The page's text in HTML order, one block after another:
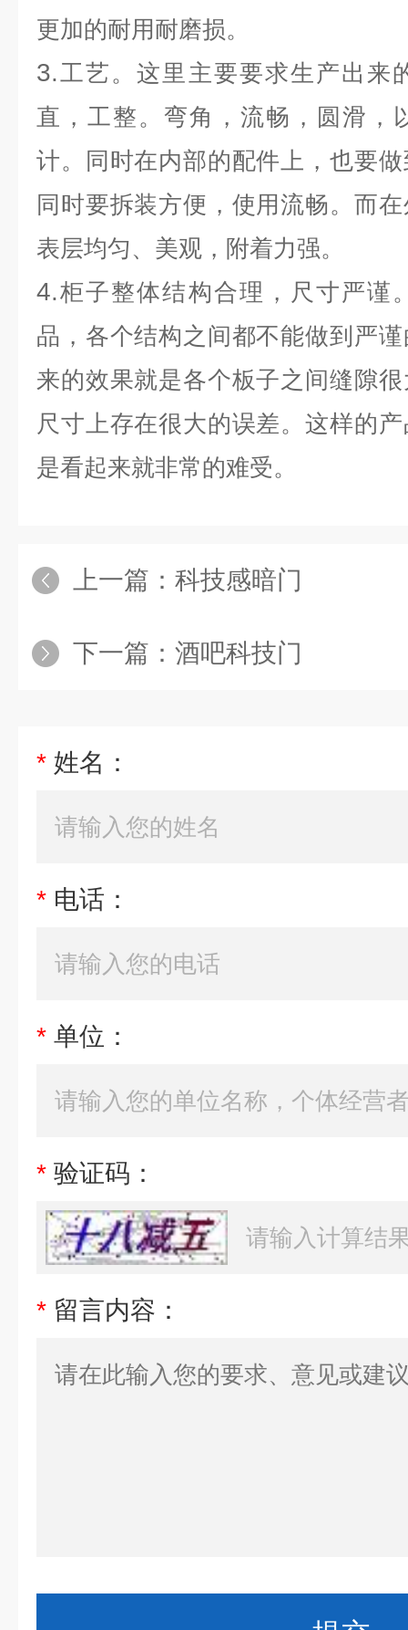
更加的耐用耐磨损。
3.工艺。这里主要要求生产出来
直，工整。弯角，流畅，圆滑，
计。同时在内部的配件上，也要
同时要拆装方便，使用流畅。而
表层均匀、美观，附着力强。
4.柜子整体结构合理，尺寸严谨
品，各个结构之间都不能做到严
来的效果就是各个板子之间缝隙
尺寸上存在很大的误差。这样的
是看起来就非常的难受。
上一篇： 科技感暗门
下一篇： 酒吧科技门
* 姓名：
* 电话：
* 单位：
* 验证码：
* 留言内容：